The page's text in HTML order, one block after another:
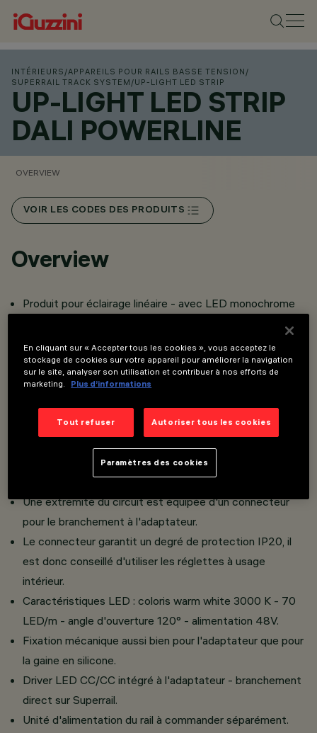
INTÉRIEURS /APPAREILS POUR RAILS BASSE TENSION /
SUPERRAIL TRACK SYSTEM /UP-LIGHT LED STRIP
UP-LIGHT LED STRIP
DALI POWERLINE
OVERVIEW
VOIR LES CODES DES PRODUITS
Overview
Produit pour éclairage linéaire - avec LED monochrome
couche de silicone, avec adaptateur pour installation sur
Superrail.
L'adaptateur thermoplastique comprend le circuit
gradation.
indépendant de chaque module d'éclairage inséré dans le
Une extrémité du circuit est équipée d'un connecteur
pour le branchement à l'adaptateur.
Le connecteur garantit un degré de protection IP20, il
est donc conseillé d'utiliser les réglettes à usage
intérieur.
Caractéristiques LED : coloris warm white 3000 K - 70
LED/m - angle d'ouverture 120° - alimentation 48V.
Fixation mécanique aussi bien pour l'adaptateur que pour
la gaine en silicone.
Driver LED CC/CC intégré à l'adaptateur - branchement
direct sur Superrail.
Unité d'alimentation du rail à commander séparément.
En cliquant sur « Accepter tous les cookies », vous acceptez le
stockage de cookies sur votre appareil pour améliorer la navigation
sur le site, analyser son utilisation et contribuer à nos efforts de
marketing.
Plus d’informations
Tout refuser Autoriser tous les cookies
Paramètres des cookies